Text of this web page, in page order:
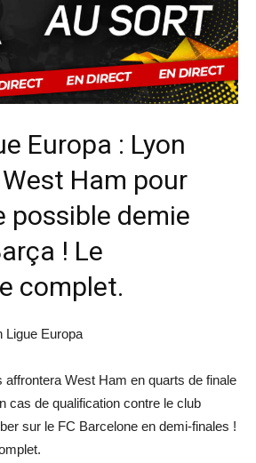
Europa : Lyon
Ham pour
possible demie
! Le
complet.
Ligue Europa
affrontera West Ham en quarts de finale
cas de qualification contre le club
sur le FC Barcelone en demi-finales !